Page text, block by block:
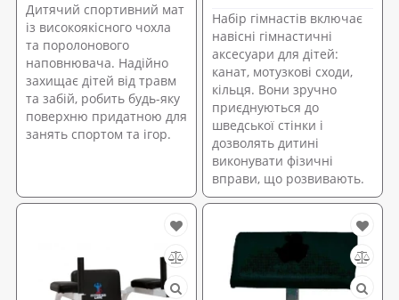
Дитячий спортивний мат
із високоякісного чохла
та поролонового
наповнювача. Надійно
захищає дітей від травм
та забій, робить будь-яку
поверхню придатною для
занять спортом та ігор.
Набір гімнастів включає
навісні гімнастичні
аксесуари для дітей:
канат, мотузкові сходи,
кільця. Вони зручно
приєднуються до
шведської стінки і
дозволять дитині
виконувати фізичні
вправи, що розвивають.